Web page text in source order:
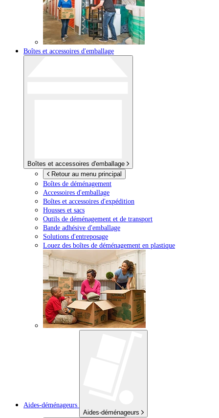
Boîtes et accessoires d'emballage
Boîtes et accessoires d'emballage
Retour au menu principal
Boîtes de déménagement
Accessoires d'emballage
Boîtes et accessoires d'expédition
Housses et sacs
Outils de déménagement et de transport
Bande adhésive d'emballage
Solutions d'entreposage
Louez des boîtes de déménagement en plastique
Aides-déménageurs
Aides-déménageurs